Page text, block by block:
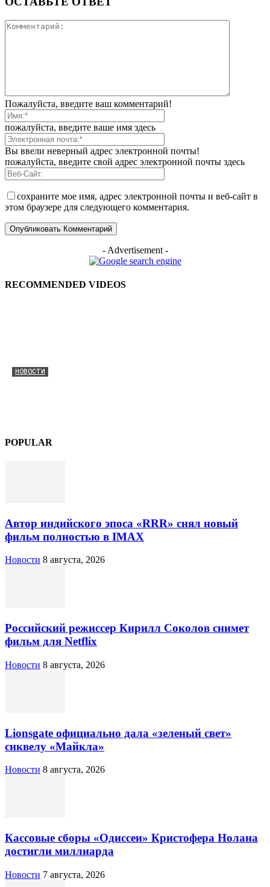
Пожалуйста, введите ваш комментарий!
пожалуйста, введите ваше имя здесь
Вы ввели неверный адрес электронной почты!
пожалуйста, введите свой адрес электронной почты здесь
сохраните мое имя, адрес электронной почты и веб-сайт в
этом браузере для следующего комментария.
- Advertisement -
RECOMMENDED VIDEOS
НОВОСТИ
POPULAR
Автор индийского эпоса «RRR» снял новый
фильм полностью в IMAX
Новости 8 августа, 2026
Российский режиссер Кирилл Соколов снимет
фильм для Netflix
Новости 8 августа, 2026
Lionsgate официально дала «зеленый свет»
сиквелу «Майкла»
Новости 8 августа, 2026
Кассовые сборы «Одиссеи» Кристофера Нолана
достигли миллиарда
Новости 7 августа, 2026